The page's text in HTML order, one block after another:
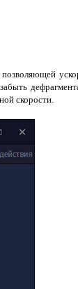
скорости.